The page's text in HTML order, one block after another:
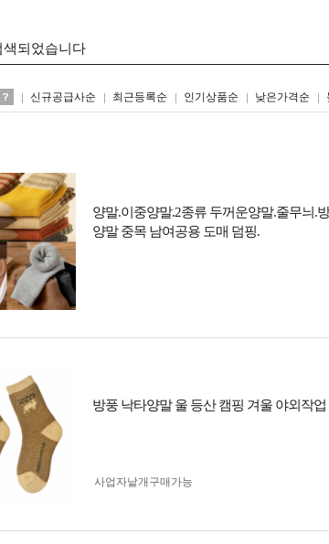
색되었습니다
신규공급사순 최근등록순 인기상품순 낮은가격순
리스트형갤러리형
양말.이중양말.2종류 두꺼운양말.줄무늬.
양말 중목 남여공용 도매 덤핑.
방풍 낙타양말 울 등산 캠핑 겨울 야외작
사업자 낱개구매가능